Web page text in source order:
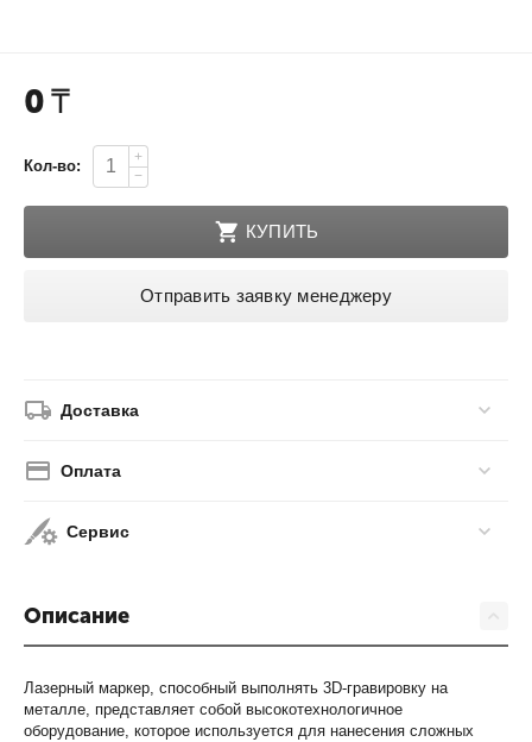
0₸
Кол-во:
+
−
КУПИТЬ
Отправить заявку менеджеру
Доставка
Оплата
Сервис
Описание
Лазерный маркер, способный выполнять 3D-гравировку на
металле, представляет собой высокотехнологичное
оборудование, которое используется для нанесения сложных